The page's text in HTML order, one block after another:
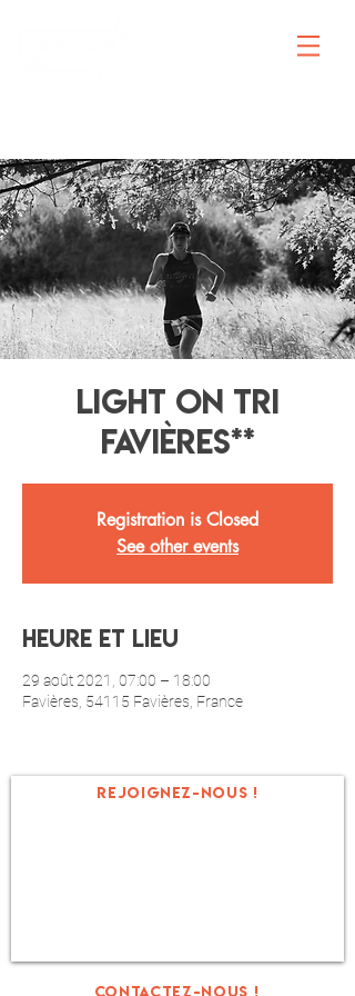
LIGHT ON TRI
FAVIÈRES**
Registration is Closed
See other events
Heure et Lieu
29 août 2021, 07:00 – 18:00
Favières, 54115 Favières, France
REJOIGNEZ-NOUS !
Contactez-nous !